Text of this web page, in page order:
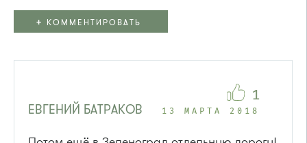
+ КОММЕНТИРОВАТЬ
ЕВГЕНИЙ БАТРАКОВ 13 МАРТА 2018
1